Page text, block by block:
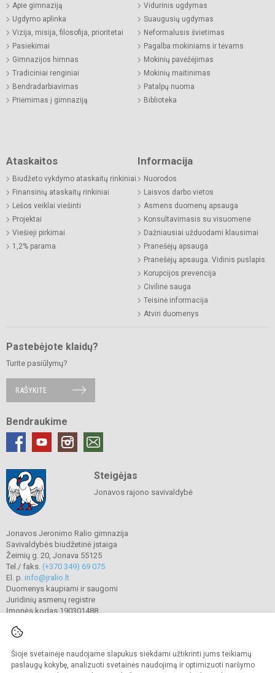
Šioje svetainėje naudojame slapukus siekdami užtikrinti jums teikiamų
paslaugų kokybę, analizuoti svetainės naudojimą ir optimizuoti naršymo
Apie gimnaziją
Ugdymo aplinka
Vizija, misija, filosofija, prioritetai
Pasiekimai
Gimnazijos himnas
Tradiciniai renginiai
Bendradarbiavimas
Priėmimas į gimnaziją
Vidurinis ugdymas
Suaugusių ugdymas
Neformalusis švietimas
Pagalba mokiniams ir tėvams
Mokinių pavėžėjimas
Mokinių maitinimas
Patalpų nuoma
Biblioteka
Ataskaitos
Biudžeto vykdymo ataskaitų rinkiniai
Finansinių ataskaitų rinkiniai
Lėšos veiklai viešinti
Projektai
Viešieji pirkimai
1,2% parama
Informacija
Nuorodos
Laisvos darbo vietos
Asmens duomenų apsauga
Konsultavimasis su visuomene
Dažniausiai užduodami klausimai
Pranešėjų apsauga
Pranešėjų apsauga. Vidinis puslapis.
Korupcijos prevencija
Civilinė sauga
Teisinė informacija
Atviri duomenys
Pastebėjote klaidų?
Turite pasiūlymų?
RAŠYKITE
Bendraukime
Steigėjas
Jonavos rajono savivaldybė
Jonavos Jeronimo Ralio gimnazija
Savivaldybės biudžetinė įstaiga
Žeimių g. 20, Jonava 55125
Tel./ faks. (+370 349) 69 075
El. p. info@jralio.lt
Duomenys kaupiami ir saugomi
Juridinių asmenų registre
Įmonės kodas 190301488
© 2023. Jonavos Jeronimo Ralio gimnazija. Visos teisės saugomos.
Kopijuoti turinį be raštiško gimnazijos sutikimo griežtai draudžiama.